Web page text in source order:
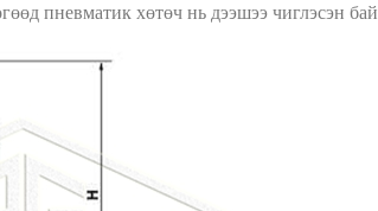
пневматик хөтөч нь дээшээ чиглэсэн